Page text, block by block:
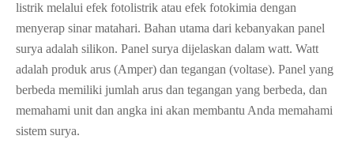
listrik melalui efek fotolistrik atau efek fotokimia dengan
menyerap sinar matahari. Bahan utama dari kebanyakan panel
surya adalah silikon. Panel surya dijelaskan dalam watt. Watt
adalah produk arus (Amper) dan tegangan (voltase). Panel yang
berbeda memiliki jumlah arus dan tegangan yang berbeda, dan
memahami unit dan angka ini akan membantu Anda memahami
sistem surya.